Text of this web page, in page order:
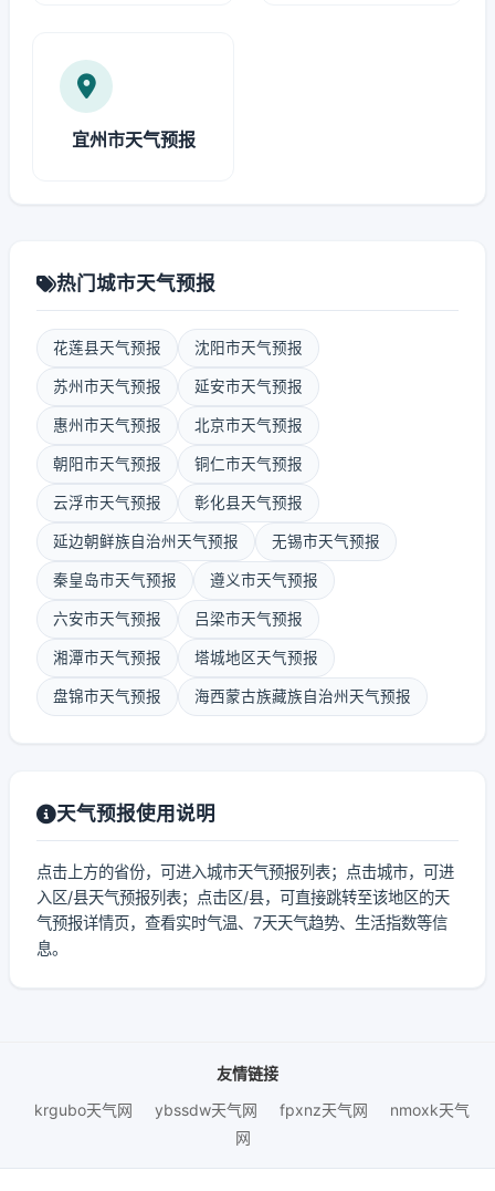
宜州市天气预报
热门城市天气预报
花莲县天气预报 沈阳市天气预报
苏州市天气预报 延安市天气预报
惠州市天气预报 北京市天气预报
朝阳市天气预报 铜仁市天气预报
云浮市天气预报 彰化县天气预报
延边朝鲜族自治州天气预报 无锡市天气预报
秦皇岛市天气预报 遵义市天气预报
六安市天气预报 吕梁市天气预报
湘潭市天气预报 塔城地区天气预报
盘锦市天气预报 海西蒙古族藏族自治州天气预报
天气预报使用说明
点击上方的省份，可进入城市天气预报列表；点击城市，可进
入区/县天气预报列表；点击区/县，可直接跳转至该地区的天
气预报详情页，查看实时气温、7天天气趋势、生活指数等信
息。
友情链接
krgubo天气网
ybssdw天气网 fpxnz天气网
nmoxk天气
网